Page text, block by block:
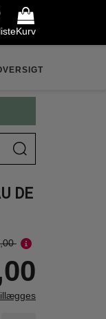
Kurv
DE